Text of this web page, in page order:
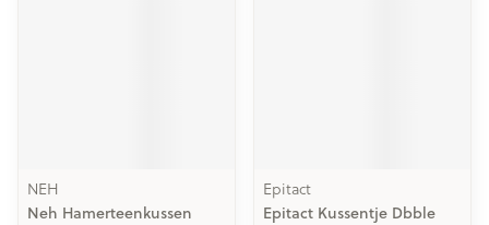
NEH
Neh Hamerteenkussen
Epitact
Epitact Kussentje Dbble